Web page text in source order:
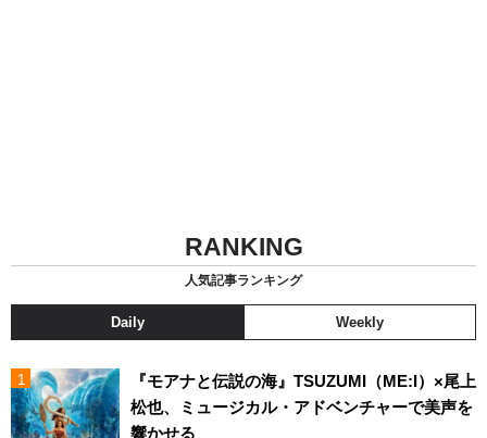
RANKING
人気記事ランキング
Daily Weekly
『モアナと伝説の海』TSUZUMI（ME:I）×尾上
松也、ミュージカル・アドベンチャーで美声を
響かせる